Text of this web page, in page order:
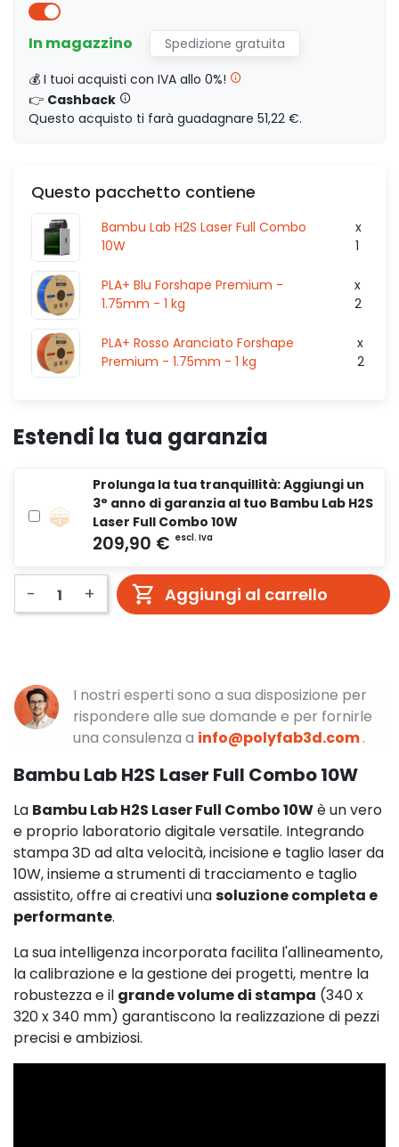
1.396,46 €
1.601,66 €
2.251,96 € escl. Iva
0,00 €escl. Iva
In magazzino
Spedizione gratuita
💰 I tuoi acquisti con IVA allo 0%!
👉 Cashback
Questo acquisto ti farà guadagnare 51,22 €.
Questo pacchetto contiene
Bambu Lab H2S Laser Full Combo
10W
x
1
PLA+ Blu Forshape Premium -
1.75mm - 1 kg
x
2
PLA+ Rosso Aranciato Forshape
Premium - 1.75mm - 1 kg
x
2
Estendi la tua garanzia
Prolunga la tua tranquillità: Aggiungi un
3° anno di garanzia al tuo Bambu Lab H2S
Laser Full Combo 10W
- + Aggiungi al carrello
I nostri esperti sono a sua disposizione per
rispondere alle sue domande e per fornirle
una consulenza a info@polyfab3d.com.
Bambu Lab H2S Laser Full Combo 10W
La Bambu Lab H2S Laser Full Combo 10Wè un vero
e proprio laboratorio digitale versatile. Integrando
stampa 3D ad alta velocità, incisione e taglio laser da
10W, insieme a strumenti di tracciamento e taglio
assistito, offre ai creativi unasoluzione completa e
performante.
La sua intelligenza incorporata facilita l'allineamento,
la calibrazione e la gestione dei progetti, mentre la
robustezza e il grande volume di stampa (340 x
320 x 340 mm) garantiscono la realizzazione di pezzi
precisi e ambiziosi.